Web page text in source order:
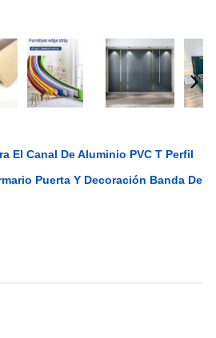
El Canal De Aluminio PVC T Perfil
Puerta Y Decoración Banda De